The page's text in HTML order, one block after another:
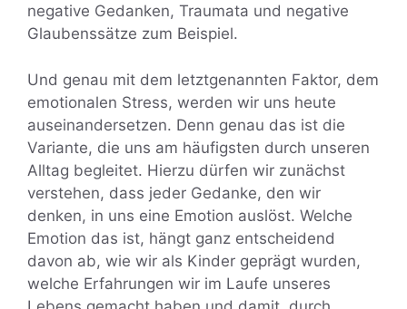
negative Gedanken, Traumata und negative
Glaubenssätze zum Beispiel.
Und genau mit dem letztgenannten Faktor, dem
emotionalen Stress, werden wir uns heute
auseinandersetzen. Denn genau das ist die
Variante, die uns am häufigsten durch unseren
Alltag begleitet. Hierzu dürfen wir zunächst
verstehen, dass jeder Gedanke, den wir
denken, in uns eine Emotion auslöst. Welche
Emotion das ist, hängt ganz entscheidend
davon ab, wie wir als Kinder geprägt wurden,
welche Erfahrungen wir im Laufe unseres